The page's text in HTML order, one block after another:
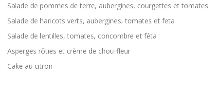
Salade de pommes de terre, aubergines, courgettes et tomates
Salade de haricots verts, aubergines, tomates et feta
Salade de lentilles, tomates, concombre et féta
Asperges rôties et crème de chou-fleur
Cake au citron